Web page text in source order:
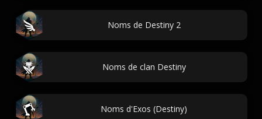
Noms de Destiny 2
Noms de clan Destiny
Noms d'Exos (Destiny)